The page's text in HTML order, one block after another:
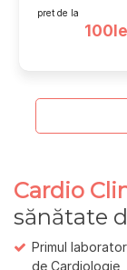
pret de la
Cardio
sănătate
Primul
de Cardiologie